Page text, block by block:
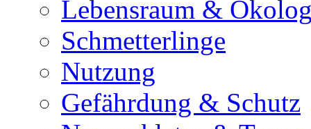
Lebensraum &
Schmetterlinge
Nutzung
Gefährdung & Schutz